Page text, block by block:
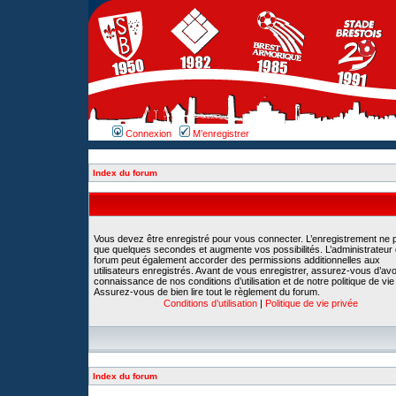
Connexion M’enregistrer
Index du forum
Vous devez être enregistré pour vous connecter. L’enregistrement ne
que quelques secondes et augmente vos possibilités. L’administrateur
forum peut également accorder des permissions additionnelles aux
utilisateurs enregistrés. Avant de vous enregistrer, assurez-vous
connaissance de nos conditions d’utilisation et de notre politique de
Assurez-vous de bien lire tout le règlement du forum.
Conditions d’utilisation | Politique de vie privée
Index du forum